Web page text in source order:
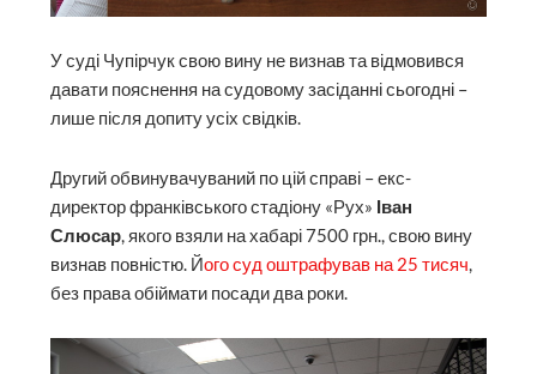
У суді Чупірчук свою вину не визнав та відмовився
давати пояснення на судовому засіданні сьогодні –
лише після допиту усіх свідків.
Другий обвинувачуваний по цій справі – екс-
директор франківського стадіону «Рух» Іван
Слюсар, якого взяли на хабарі 7500 грн., свою вину
визнав повністю. Його суд оштрафував на 25 тисяч,
без права обіймати посади два роки.